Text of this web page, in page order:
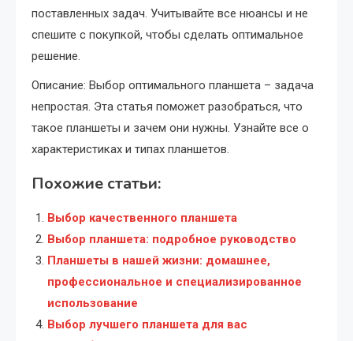
поставленных задач. Учитывайте все нюансы и не
спешите с покупкой, чтобы сделать оптимальное
решение.
Описание: Выбор оптимального планшета – задача
непростая. Эта статья поможет разобраться, что
такое планшеты и зачем они нужны. Узнайте все о
характеристиках и типах планшетов.
Похожие статьи:
Выбор качественного планшета
Выбор планшета: подробное руководство
Планшеты в нашей жизни: домашнее,
профессиональное и специализированное
использование
Выбор лучшего планшета для вас